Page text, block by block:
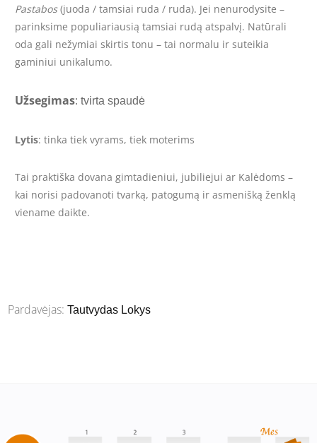
Pastabos(juoda / tamsiai ruda / ruda). Jei nenurodysite –
parinksime populiariausią tamsiai rudą atspalvį. Natūrali
oda gali nežymiai skirtis tonu – tai normalu ir suteikia
gaminiui unikalumo.
Užsegimas: tvirta spaudė
Lytis: tinka tiek vyrams, tiek moterims
Tai praktiška dovana gimtadieniui, jubiliejui ar Kalėdoms –
kai norisi padovanoti tvarką, patogumą ir asmenišką ženklą
viename daikte.
Pardavėjas:Tautvydas Lokys